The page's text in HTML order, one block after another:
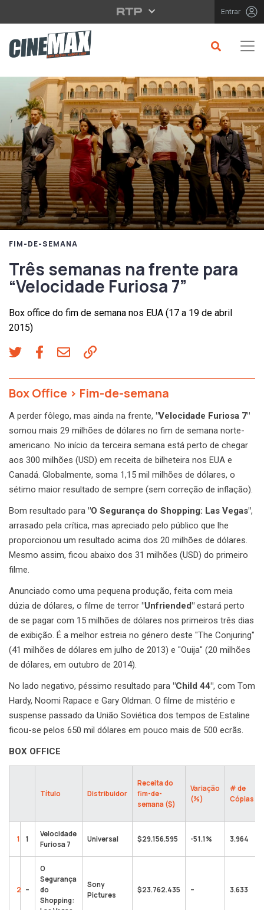
Saltar para o conteúdo principal Entrar
FIM-DE-SEMANA
Três semanas na frente para
“Velocidade Furiosa 7”
Box office do fim de semana nos EUA (17 a 19 de abril
2015)
Box Office > Fim-de-semana
A perder fôlego, mas ainda na frente, "Velocidade Furiosa 7"
somou mais 29 milhões de dólares no fim de semana norte-
americano. No início da terceira semana está perto de chegar
aos 300 milhões (USD) em receita de bilheteira nos EUA e
Canadá. Globalmente, soma 1,15 mil milhões de dólares, o
sétimo maior resultado de sempre (sem correção de inflação).
Bom resultado para "O Segurança do Shopping: Las Vegas",
arrasado pela crítica, mas apreciado pelo público que lhe
proporcionou um resultado acima dos 20 milhões de dólares.
Mesmo assim, ficou abaixo dos 31 milhões (USD) do primeiro
filme.
Anunciado como uma pequena produção, feita com meia
dúzia de dólares, o filme de terror "Unfriended" estará perto
de se pagar com 15 milhões de dólares nos primeiros três dias
de exibição. É a melhor estreia no género deste "The Conjuring"
(41 milhões de dólares em julho de 2013) e "Ouija" (20 milhões
de dólares, em outubro de 2014).
No lado negativo, péssimo resultado para "Child 44", com Tom
Hardy, Noomi Rapace e Gary Oldman. O filme de mistério e
suspense passado da União Soviética dos tempos de Estaline
ficou-se pelos 650 mil dólares em pouco mais de 500 ecrãs.
BOX OFFICE
Título Distribuidor
Receita do
fim-de-
semana ($)
Variação
(%)
# de
Cópias
1 1
Velocidade
Furiosa 7
Universal $29.156.595 -51.1% 3.964
2 –
O
Segurança
do
Shopping:
Sony
Pictures
$23.762.435 – 3.633